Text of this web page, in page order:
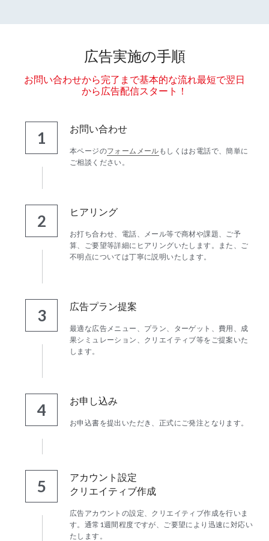
広告実施の手順
お問い合わせから完了まで基本的な流れ最短で翌日
から広告配信スタート！
1 お問い合わせ
本ページのフォームメール もしくはお電話で、簡単に
ご相談ください。
2 ヒアリング
お打ち合わせ、電話、メール等で商材や課題、ご予
算、ご要望等詳細にヒアリングいたします。また、ご
不明点については丁寧に説明いたします。
3 広告プラン提案
最適な広告メニュー、プラン、ターゲット、費用、成
果シミュレーション、クリエイティブ等をご提案いた
します。
4 お申し込み
お申込書を提出いただき、正式にご発注となります。
5
アカウント設定
クリエイティブ作成
広告アカウントの設定、クリエイティブ作成を行いま
す。通常1週間程度ですが、ご要望により迅速に対応い
たします。